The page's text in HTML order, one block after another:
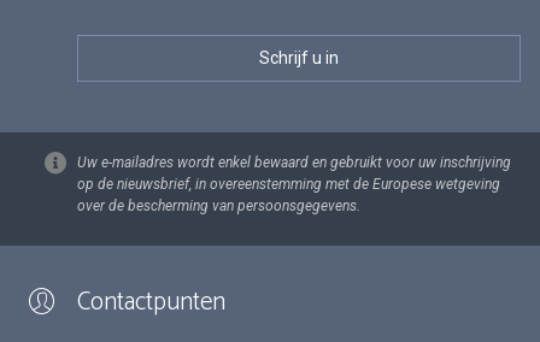
Uw e-mailadres wordt enkel bewaard en gebruikt voor uw inschrijving
op de nieuwsbrief, in overeenstemming met de Europese wetgeving
over de bescherming van persoonsgegevens.
Contactpunten